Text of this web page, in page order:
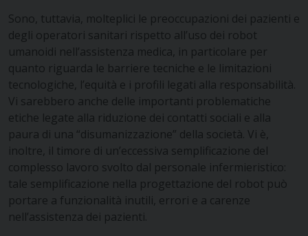
Sono, tuttavia, molteplici le preoccupazioni dei pazienti e
degli operatori sanitari rispetto all’uso dei robot
umanoidi nell’assistenza medica, in particolare per
quanto riguarda le barriere tecniche e le limitazioni
tecnologiche, l’equità e i profili legati alla responsabilità.
Vi sarebbero anche delle importanti problematiche
etiche legate alla riduzione dei contatti sociali e alla
paura di una “disumanizzazione” della società. Vi è,
inoltre, il timore di un’eccessiva semplificazione del
complesso lavoro svolto dal personale infermieristico:
tale semplificazione nella progettazione del robot può
portare a funzionalità inutili, errori e a carenze
nell’assistenza dei pazienti.